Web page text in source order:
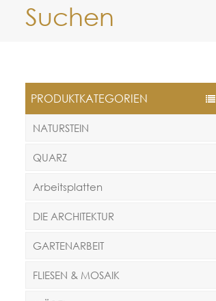
Suchen
PRODUKTKATEGORIEN
NATURSTEIN
QUARZ
Arbeitsplatten
DIE ARCHITEKTUR
GARTENARBEIT
FLIESEN & MOSAIK